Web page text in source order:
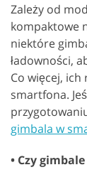
Zależy od
kompaktowe
niektóre
ładowności,
Co więcej,
smartfona.
gimbala w
• Czy